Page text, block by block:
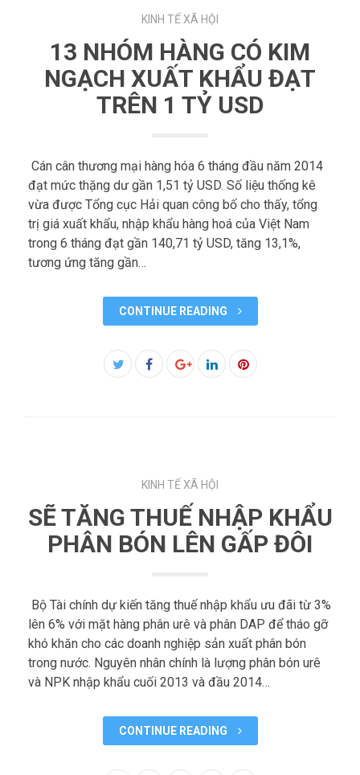
KINH TẾ XÃ HỘI
13 NHÓM HÀNG CÓ KIM
NGẠCH XUẤT KHẨU ĐẠT
TRÊN 1 TỶ USD
Cán cân thương mại hàng hóa 6 tháng đầu năm 2014
đạt mức thặng dư gần 1,51 tỷ USD. Số liệu thống kê
vừa được Tổng cục Hải quan công bố cho thấy, tổng
trị giá xuất khẩu, nhập khẩu hàng hoá của Việt Nam
trong 6 tháng đạt gần 140,71 tỷ USD, tăng 13,1%,
tương ứng tăng gần…
CONTINUE READING
Facebook
KINH TẾ XÃ HỘI
SẼ TĂNG THUẾ NHẬP KHẨU
PHÂN BÓN LÊN GẤP ĐÔI
Bộ Tài chính dự kiến tăng thuế nhập khẩu ưu đãi từ 3%
lên 6% với mặt hàng phân urê và phân DAP để tháo gỡ
khó khăn cho các doanh nghiệp sản xuất phân bón
trong nước. Nguyên nhân chính là lượng phân bón urê
và NPK nhập khẩu cuối 2013 và đầu 2014…
CONTINUE READING